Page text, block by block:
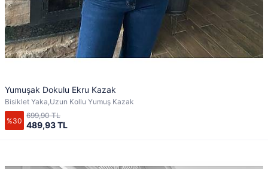
Yumuşak Dokulu Ekru Kazak
Bisiklet Yaka,Uzun Kollu Yumuş Kazak
%30 489,93 TL
699,90 TL